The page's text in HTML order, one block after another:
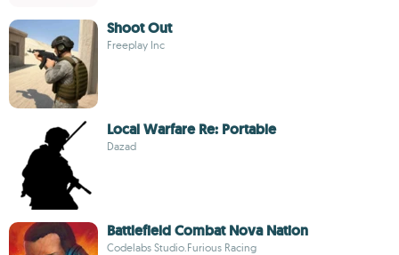
Shoot Out
Freeplay Inc
Local Warfare Re: Portable
Dazad
Battlefield Combat Nova Nation
Codelabs Studio.Furious Racing